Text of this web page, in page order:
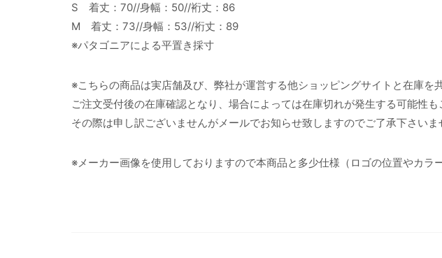
S 着丈：70//身幅：50//裄丈：86
M 着丈：73//身幅：53//裄丈：89
※パタゴニアによる平置き採寸
※こちらの商品は実店舗及び、弊社が運営する他ショッピングサイトと在庫を
ご注文受付後の在庫確認となり、場合によっては在庫切れが発生する可能性も
その際は申し訳ございませんがメールでお知らせ致しますのでご了承下さいま
※メーカー画像を使用しておりますので本商品と多少仕様（ロゴの位置やカラ